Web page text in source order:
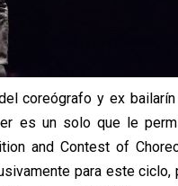
coreógrafo y ex
es un solo que le
and Contest of
para este